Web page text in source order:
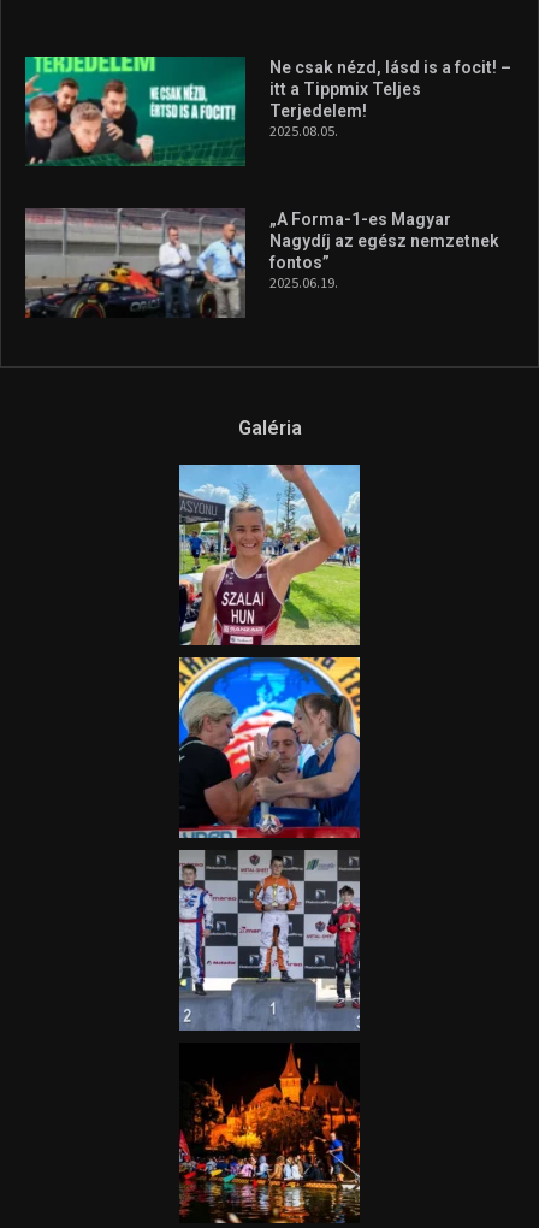
Ne csak nézd, lásd is a focit! –
itt a Tippmix Teljes
Terjedelem!
2025.08.05.
„A Forma-1-es Magyar
Nagydíj az egész nemzetnek
fontos”
2025.06.19.
Galéria